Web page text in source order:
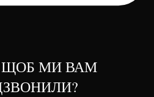
ЩОБ МИ ВАМ